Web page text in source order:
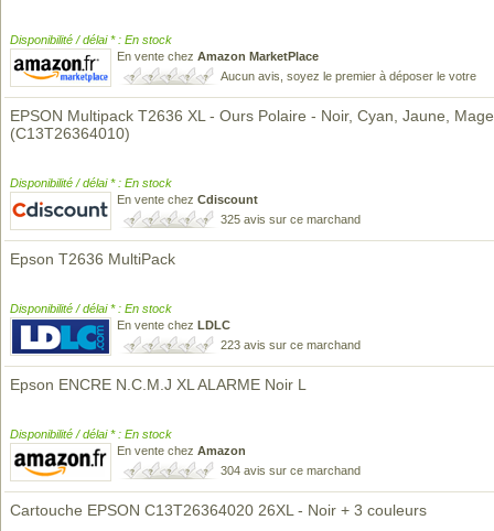
Disponibilité / délai * : En stock
En vente chez Amazon MarketPlace
Aucun avis, soyez le premier à déposer le votre
EPSON Multipack T2636 XL - Ours Polaire - Noir, Cyan, Jaune,
(C13T26364010)
Disponibilité / délai * : En stock
En vente chez Cdiscount
325 avis sur ce marchand
Epson T2636 MultiPack
Disponibilité / délai * : En stock
En vente chez LDLC
223 avis sur ce marchand
Epson ENCRE N.C.M.J XL ALARME Noir L
Disponibilité / délai * : En stock
En vente chez Amazon
304 avis sur ce marchand
Cartouche EPSON C13T26364020 26XL - Noir + 3 couleurs